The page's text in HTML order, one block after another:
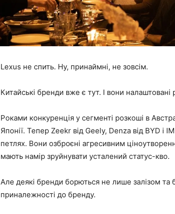
Lexus не спить. Ну, принаймні, не зовсім.
Китайські бренди вже є тут. І вони налаштовані
Роками конкуренція у сегменті розкоші в
Японії. Тепер Zeekr від Geely, Denza від BYD і
петлях. Вони озброєні агресивним
мають намір зруйнувати усталений статус-кво.
Але деякі бренди борються не лише залізом
приналежності до бренду.